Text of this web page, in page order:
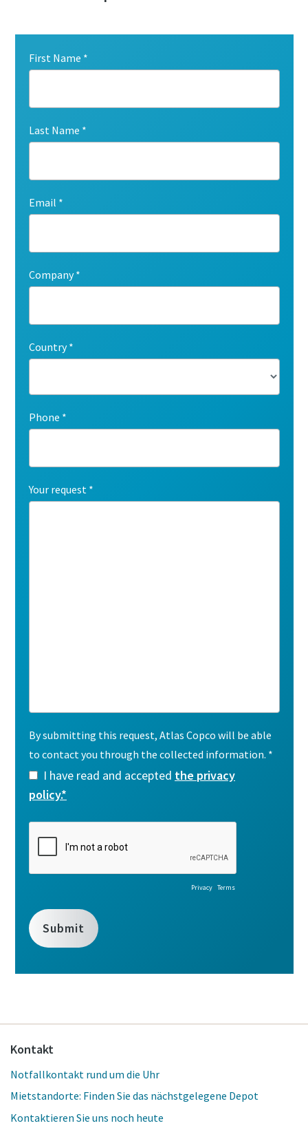
Kontakt
Notfallkontakt rund um die Uhr
Mietstandorte: Finden Sie das nächstgelegene Depot
Kontaktieren Sie uns noch heute